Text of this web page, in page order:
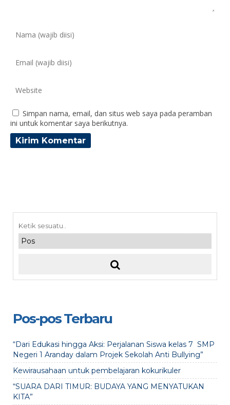
Simpan nama, email, dan situs web saya pada peramban
ini untuk komentar saya berikutnya.
Pos-pos Terbaru
“Dari Edukasi hingga Aksi: Perjalanan Siswa kelas 7 SMP
Negeri 1 Aranday dalam Projek Sekolah Anti Bullying”
Kewirausahaan untuk pembelajaran kokurikuler
“SUARA DARI TIMUR: BUDAYA YANG MENYATUKAN
KITA”